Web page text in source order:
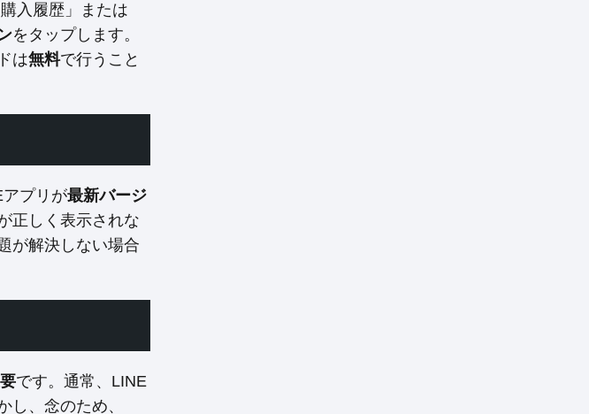
入履歴」または
をタップします。
は無料で行うこと
プリが最新バージ
正しく表示されな
が解決しない場合
です。通常、LINE
、念のため、